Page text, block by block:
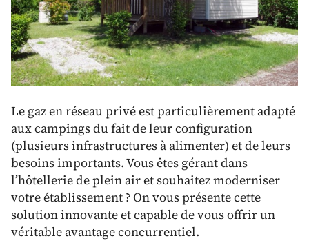
Le gaz en réseau privé est particulièrement adapté
aux campings du fait de leur configuration
(plusieurs infrastructures à alimenter) et de leurs
besoins importants. Vous êtes gérant dans
l’hôtellerie de plein air et souhaitez moderniser
votre établissement ? On vous présente cette
solution innovante et capable de vous offrir un
véritable avantage concurrentiel.